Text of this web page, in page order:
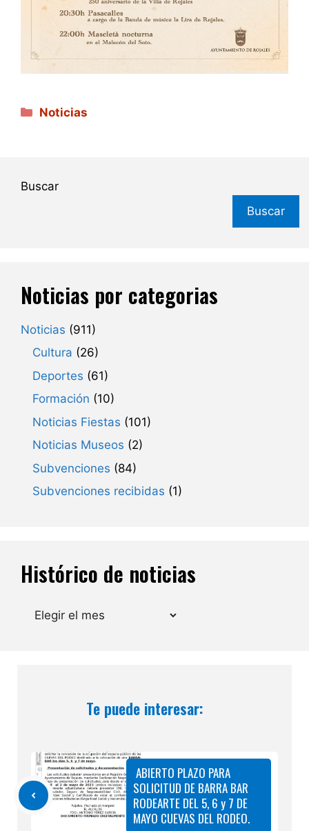
Categorías
Noticias
Buscar
Buscar
Noticias por categorias
Noticias (911)
Cultura (26)
Deportes (61)
Formación (10)
Noticias Fiestas (101)
Noticias Museos (2)
Subvenciones (84)
Subvenciones recibidas (1)
Histórico de noticias
Archivos
Te puede interesar:
ABIERTO PLAZO PARA
SOLICITUD DE BARRA BAR
RODEARTE DEL 5, 6 y 7 DE
MAYO CUEVAS DEL RODEO.